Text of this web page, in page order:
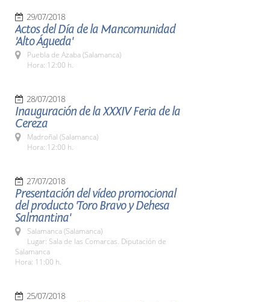
29/07/2018
Actos del Día de la Mancomunidad
'Alto Águeda'
Puebla de Azaba (Salamanca)
Hora: 12:00 h.
28/07/2018
Inauguración de la XXXIV Feria de la
Cereza
Madroñal (Salamanca)
Hora: 12:00 h.
27/07/2018
Presentación del vídeo promocional
del producto 'Toro Bravo y Dehesa
Salmantina'
Salamanca (Salamanca)
Lugar: Sala de las Comarcas. Diputación de
Salamanca
Hora: 11:00 h.
25/07/2018